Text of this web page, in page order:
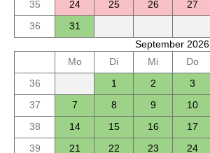
35
24 25 26 27
36
31
September 2026
Mo
Di Mi Do
36
1 2 3
37
7 8 9 10
38
14 15 16 17
39
21 22 23 24